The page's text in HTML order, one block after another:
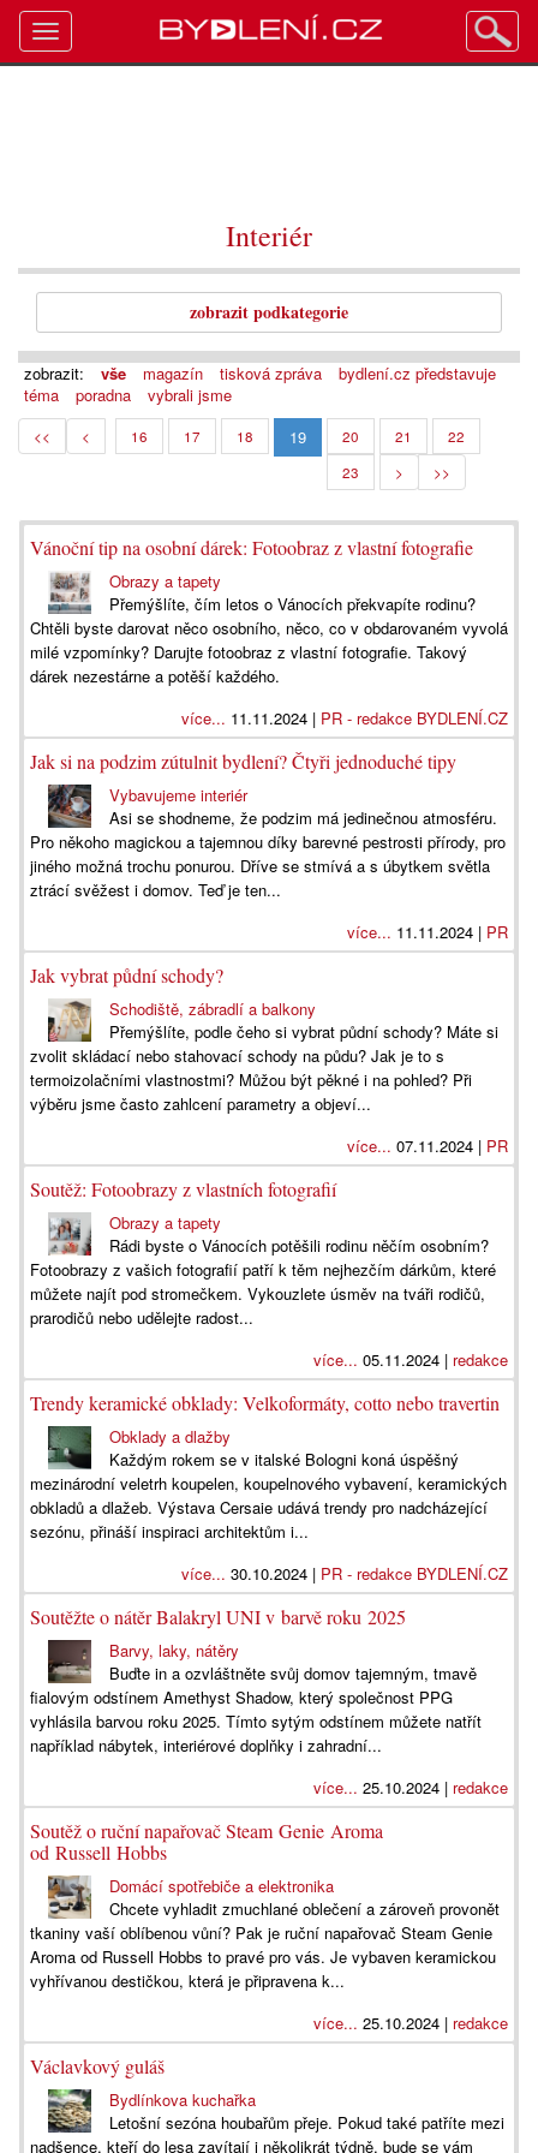
Interiér
zobrazit podkategorie
zobrazit: vše magazín tisková zpráva
bydlení.cz představuje
téma
poradna vybrali jsme
<< < 16 17 18 19 20 21
22
23
> >>
Vánoční tip na osobní dárek: Fotoobraz z vlastní fotografie
Obrazy a tapety
Přemýšlíte, čím letos o Vánocích překvapíte rodinu?
Chtěli byste darovat něco osobního, něco, co v obdarovaném vyvolá
milé vzpomínky? Darujte fotoobraz z vlastní fotografie. Takový
dárek nezestárne a potěší každého.
více... 11.11.2024 | PR - redakce BYDLENÍ.CZ
Jak si na podzim zútulnit bydlení? Čtyři jednoduché tipy
Vybavujeme interiér
Asi se shodneme, že podzim má jedinečnou atmosféru.
Pro někoho magickou a tajemnou díky barevné pestrosti přírody, pro
jiného možná trochu ponurou. Dříve se stmívá a s úbytkem světla
ztrácí svěžest i domov. Teď je ten...
více... 11.11.2024 | PR
Jak vybrat půdní schody?
Schodiště, zábradlí a balkony
Přemýšlíte, podle čeho si vybrat půdní schody? Máte si
zvolit skládací nebo stahovací schody na půdu? Jak je to s
termoizolačními vlastnostmi? Můžou být pěkné i na pohled? Při
výběru jsme často zahlcení parametry a objeví...
více... 07.11.2024 | PR
Soutěž: Fotoobrazy z vlastních fotografií
Obrazy a tapety
Rádi byste o Vánocích potěšili rodinu něčím osobním?
Fotoobrazy z vašich fotografií patří k těm nejhezčím dárkům, které
můžete najít pod stromečkem. Vykouzlete úsměv na tváři rodičů,
prarodičů nebo udělejte radost...
více... 05.11.2024 | redakce
Trendy keramické obklady: Velkoformáty, cotto nebo travertin
Obklady a dlažby
Každým rokem se v italské Bologni koná úspěšný
mezinárodní veletrh koupelen, koupelnového vybavení, keramických
obkladů a dlažeb. Výstava Cersaie udává trendy pro nadcházející
sezónu, přináší inspiraci architektům i...
více... 30.10.2024 | PR - redakce BYDLENÍ.CZ
Soutěžte o nátěr Balakryl UNI v barvě roku 2025
Barvy, laky, nátěry
Buďte in a ozvláštněte svůj domov tajemným, tmavě
fialovým odstínem Amethyst Shadow, který společnost PPG
vyhlásila barvou roku 2025. Tímto sytým odstínem můžete natřít
například nábytek, interiérové doplňky i zahradní...
více... 25.10.2024 | redakce
Soutěž o ruční napařovač Steam Genie Aroma
od Russell Hobbs
Domácí spotřebiče a elektronika
Chcete vyhladit zmuchlané oblečení a zároveň provonět
tkaniny vaší oblíbenou vůní? Pak je ruční napařovač Steam Genie
Aroma od Russell Hobbs to pravé pro vás. Je vybaven keramickou
vyhřívanou destičkou, která je připravena k...
více... 25.10.2024 | redakce
Václavkový guláš
Bydlínkova kuchařka
Letošní sezóna houbařům přeje. Pokud také patříte mezi
nadšence, kteří do lesa zavítají i několikrát týdně, bude se vám
Toggle
navigation